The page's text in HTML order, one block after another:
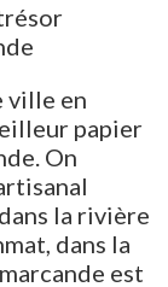
ville en
papier
On
la rivière
dans la
est